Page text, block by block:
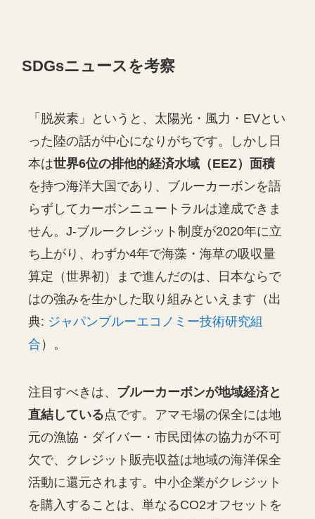
SDGsニュースを考察
「脱炭素」というと、太陽光・風力・EVとい
った陸の話が中心になりがちです。しかし日
本は世界6位の排他的経済水域（EEZ）面積
を持つ海洋大国であり、ブルーカーボンを語
らずしてカーボンニュートラルは達成できま
せん。J-ブルークレジット制度が2020年に立
ち上がり、わずか4年で海藻・海草の吸収量
算定（世界初）まで進んだのは、日本ならで
はの強みを生かした取り組みといえます（出
典: ジャパンブルーエコノミー技術研究組
合 ）。
注目すべきは、 ブルーカーボンが地域経済と
直結している点です。アマモ場の保全には地
元の漁協・ダイバー・市民団体の協力が不可
欠で、クレジット販売収益は地域の海洋保全
活動に還元されます。中小企業がクレジット
を購入することは、単なるCO2オフセットを